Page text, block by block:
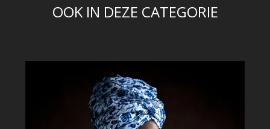
OOK IN DEZE CATEGORIE